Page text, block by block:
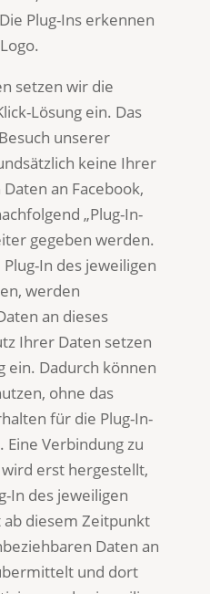
Plug-Ins erkennen
setzen wir die
Lösung ein. Das
unserer
keine Ihrer
an Facebook,
„Plug-In-
gegeben werden.
In des jeweiligen
werden
an dieses
Ihrer Daten setzen
ein. Dadurch können
ohne das
für die Plug-In-
Verbindung zu
erst hergestellt,
In des jeweiligen
diesem Zeitpunkt
Daten an
und dort